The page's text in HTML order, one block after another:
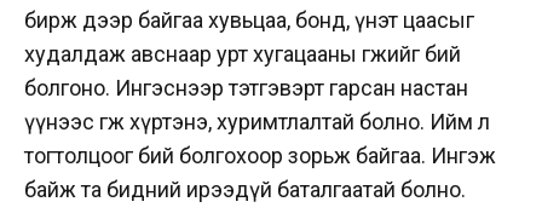
бирж дээр байгаа хувьцаа, бонд, үнэт цаасыг
худалдаж авснаар урт хугацааны өгөөжийг бий
болгоно. Ингэснээр тэтгэвэрт гарсан настан
үүнээс өгөөж хүртэнэ, хуримтлалтай болно. Ийм л
тогтолцоог бий болгохоор зорьж байгаа. Ингэж
байж та бидний ирээдүй баталгаатай болно.